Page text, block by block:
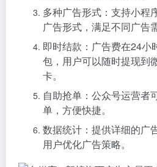
多种广告形式：支持小程
广告形式，满足不同广告
即时结款：广告费在24小
包，用户可以随时提现到
卡。
自助抢单：公众号运营者
单，方便快捷。
数据统计：提供详细的广
用户优化广告策略。